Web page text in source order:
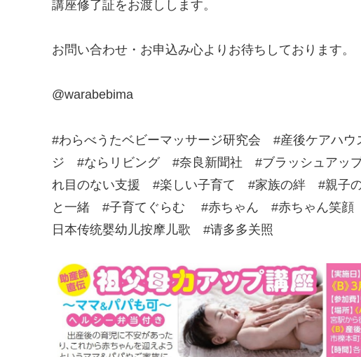
講座修了証をお渡しします。
お問い合わせ・お申込み心よりお待ちしております。
@warabebima
#わらべうたベビーマッサージ研究会 #産後ケアハウ
ジ #ならリビング #奈良新聞社 #ブラッシュアッ
れ目のない支援 #楽しい子育て #家族の絆 #親
と一緒 #子育てぐらむ #赤ちゃん #赤ちゃん笑
日本传统婴幼儿按摩儿歌 #请多多关照